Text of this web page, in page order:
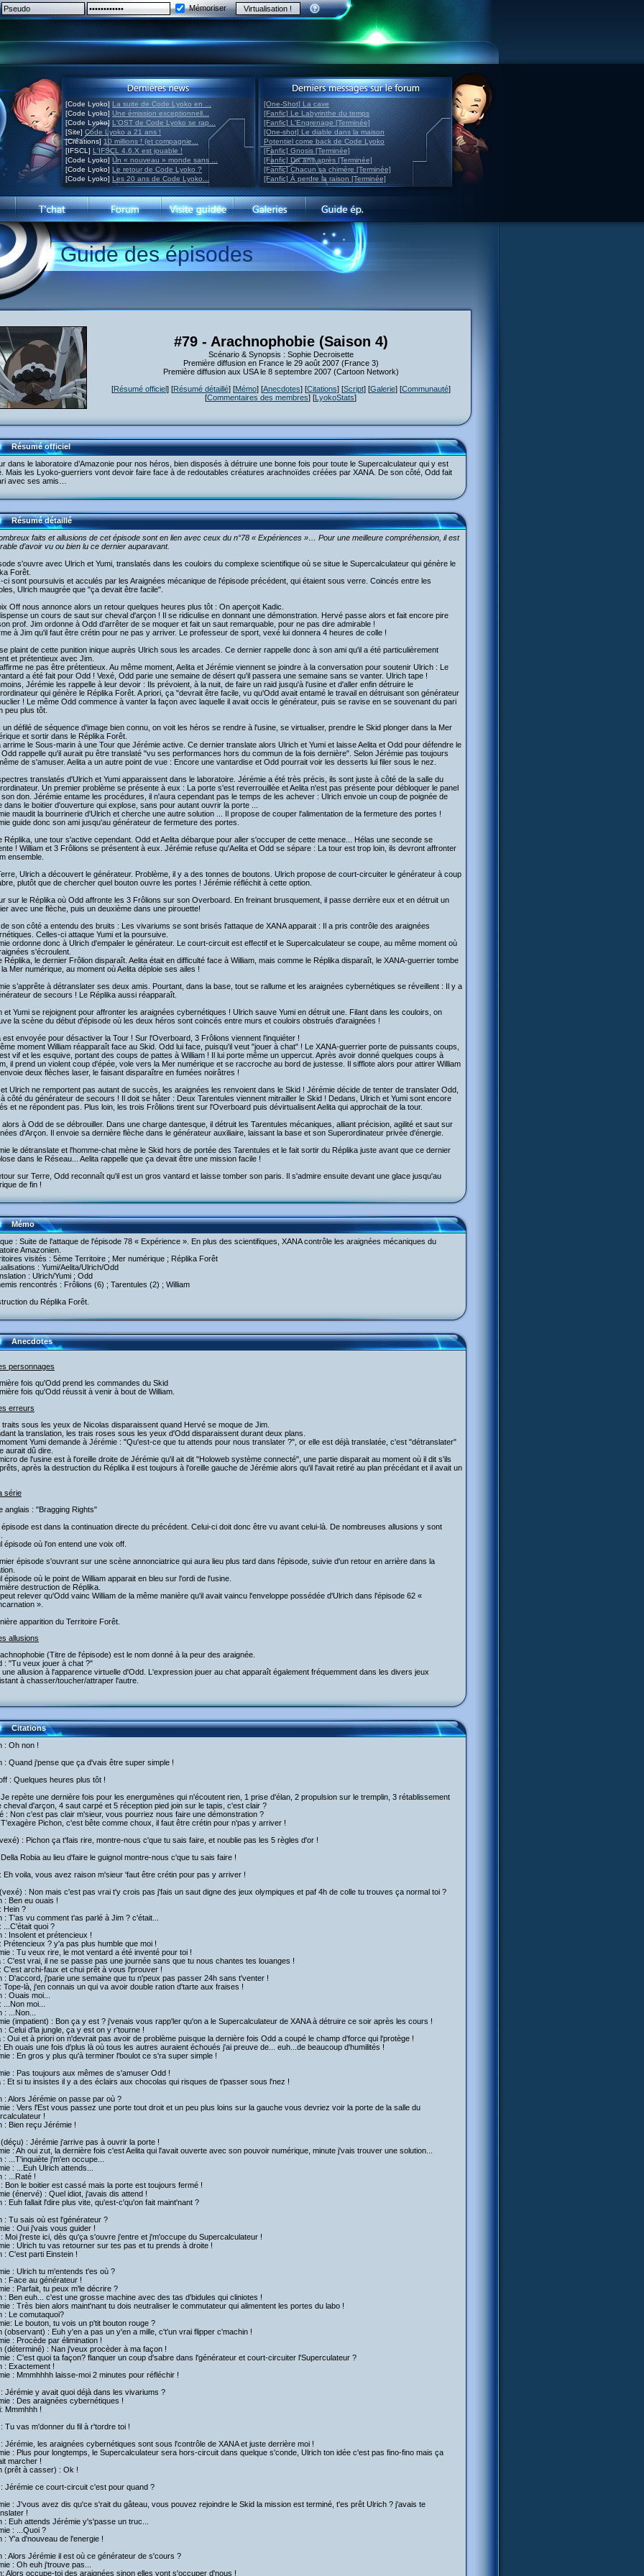
Mémoriser
[Code Lyoko] La suite de Code Lyoko en ...
[Code Lyoko] Une émission exceptionnell...
[Code Lyoko] L'OST de Code Lyoko se rap...
[Site] Code Lyoko a 21 ans !
[Créations] 10 millions ! (et compagnie...
[IFSCL] L'IFSCL 4.6.X est jouable !
[Code Lyoko] Un « nouveau » monde sans ...
[Code Lyoko] Le retour de Code Lyoko ?
[Code Lyoko] Les 20 ans de Code Lyoko...
[One-Shot] La cave
[Fanfic] Le Labyrinthe du temps
[Fanfic] L'Engrenage [Terminée]
[One-shot] Le diable dans la maison
Potentiel come back de Code Lyoko
[Fanfic] Gnosis [Terminée]
[Fanfic] Dix ans après [Terminée]
[Fanfic] Chacun sa chimère [Terminée]
[Fanfic] À perdre la raison [Terminée]
Guide des épisodes
#79 - Arachnophobie (Saison 4)
Scénario & Synopsis : Sophie Decroisette
Première diffusion en France le 29 août 2007 (France 3)
Première diffusion aux USA le 8 septembre 2007 (Cartoon Network)
[Résumé officiel] [Résumé détaillé] [Mémo] [Anecdotes] [Citations] [Script] [Galerie] [Communauté]
[Commentaires des membres] [LyokoStats]
Résumé officiel
dans le laboratoire d’Amazonie pour nos héros, bien disposés à détruire une bonne fois pour toute le Supercalculateur qui y est
Mais les Lyoko-guerriers vont devoir faire face à de redoutables créatures arachnoïdes créées par XANA. De son côté, Odd fait
avec ses amis…
Résumé détaillé
faits et allusions de cet épisode sont en lien avec ceux du n°78 « Expériences »… Pour une meilleure compréhension, il est
d’avoir vu ou bien lu ce dernier auparavant.
s'ouvre avec Ulrich et Yumi, translatés dans les couloirs du complexe scientifique où se situe le Supercalculateur qui génère le
Forêt.
ci sont poursuivis et acculés par les Araignées mécanique de l'épisode précédent, qui étaient sous verre. Coincés entre les
Ulrich maugrée que "ça devait être facile".
Off nous annonce alors un retour quelques heures plus tôt : On aperçoit Kadic.
un cours de saut sur cheval d'arçon ! Il se ridiculise en donnant une démonstration. Hervé passe alors et fait encore pire
prof. Jim ordonne à Odd d'arrêter de se moquer et fait un saut remarquable, pour ne pas dire admirable !
à Jim qu'il faut être crétin pour ne pas y arriver. Le professeur de sport, vexé lui donnera 4 heures de colle !
plaint de cette punition inique auprès Ulrich sous les arcades. Ce dernier rappelle donc à son ami qu'il a été particulièrement
et prétentieux avec Jim.
ne pas être prétentieux. Au même moment, Aelita et Jérémie viennent se joindre à la conversation pour soutenir Ulrich : Le
a été fait pour Odd ! Vexé, Odd parie une semaine de désert qu'il passera une semaine sans se vanter. Ulrich tape !
Jérémie les rappelle à leur devoir : Ils prévoient, à la nuit, de faire un raid jusqu'à l'usine et d'aller enfin détruire le
qui génère le Réplika Forêt. A priori, ça "devrait être facile, vu qu'Odd avait entamé le travail en détruisant son générateur
! Le même Odd commence à vanter la façon avec laquelle il avait occis le générateur, puis se ravise en se souvenant du pari
peu plus tôt.
un défilé de séquence d'image bien connu, on voit les héros se rendre à l'usine, se virtualiser, prendre le Skid plonger dans la Mer
et sortir dans le Réplika Forêt.
arrime le Sous-marin à une Tour que Jérémie active. Ce dernier translate alors Ulrich et Yumi et laisse Aelita et Odd pour défendre le
Odd rappelle qu'il aurait pu être translaté "vu ses performances hors du commun de la fois dernière". Selon Jérémie pas toujours
de s'amuser. Aelita a un autre point de vue : Encore une vantardise et Odd pourrait voir les desserts lui filer sous le nez.
translatés d'Ulrich et Yumi apparaissent dans le laboratoire. Jérémie a été très précis, ils sont juste à côté de la salle du
Un premier problème se présente à eux : La porte s'est reverrouillée et Aelita n'est pas présente pour débloquer le panel
don. Jérémie entame les procédures, il n'aura cependant pas le temps de les achever : Ulrich envoie un coup de poignée de
dans le boitier d'ouverture qui explose, sans pour autant ouvrir la porte ...
maudit la bourrinerie d'Ulrich et cherche une autre solution ... Il propose de couper l'alimentation de la fermeture des portes !
guide donc son ami jusqu'au générateur de fermeture des portes.
Réplika, une tour s'active cependant. Odd et Aelita débarque pour aller s'occuper de cette menace... Hélas une seconde se
! William et 3 Frôlions se présentent à eux. Jérémie refuse qu'Aelita et Odd se sépare : La tour est trop loin, ils devront affronter
ensemble.
Ulrich a découvert le générateur. Problème, il y a des tonnes de boutons. Ulrich propose de court-circuiter le générateur à coup
plutôt que de chercher quel bouton ouvre les portes ! Jérémie réfléchit à cette option.
sur le Réplika où Odd affronte les 3 Frôlions sur son Overboard. En freinant brusquement, il passe derrière eux et en détruit un
avec une flèche, puis un deuxième dans une pirouette!
de son côté a entendu des bruits : Les vivariums se sont brisés l'attaque de XANA apparait : Il a pris contrôle des araignées
Celles-ci attaque Yumi et la poursuive.
ordonne donc à Ulrich d'empaler le générateur. Le court-circuit est effectif et le Supercalculateur se coupe, au même moment où
s'écroulent.
Réplika, le dernier Frôlion disparaît. Aelita était en difficulté face à William, mais comme le Réplika disparaît, le XANA-guerrier tombe
Mer numérique, au moment où Aelita déploie ses ailes !
s’apprête à détranslater ses deux amis. Pourtant, dans la base, tout se rallume et les araignées cybernétiques se réveillent : Il y a
de secours ! Le Réplika aussi réapparaît.
et Yumi se rejoignent pour affronter les araignées cybernétiques ! Ulrich sauve Yumi en détruit une. Filant dans les couloirs, on
la scène du début d'épisode où les deux héros sont coincés entre murs et couloirs obstrués d'araignées !
est envoyée pour désactiver la Tour ! Sur l'Overboard, 3 Frôlions viennent l'inquiéter !
moment William réapparaît face au Skid. Odd lui face, puisqu'il veut "jouer à chat" ! Le XANA-guerrier porte de puissants coups,
vif et les esquive, portant des coups de pattes à William ! Il lui porte même un uppercut. Après avoir donné quelques coups à
il prend un violent coup d'épée, vole vers la Mer numérique et se raccroche au bord de justesse. Il sifflote alors pour attirer William
deux flèches laser, le faisant disparaître en fumées noirâtres !
et Ulrich ne remportent pas autant de succès, les araignées les renvoient dans le Skid ! Jérémie décide de tenter de translater Odd,
côté du générateur de secours ! Il doit se hâter : Deux Tarentules viennent mitrailler le Skid ! Dedans, Ulrich et Yumi sont encore
et ne répondent pas. Plus loin, les trois Frôlions tirent sur l'Overboard puis dévirtualisent Aelita qui approchait de la tour.
alors à Odd de se débrouiller. Dans une charge dantesque, il détruit les Tarentules mécaniques, alliant précision, agilité et saut sur
d'Arçon. Il envoie sa dernière flèche dans le générateur auxiliaire, laissant la base et son Superordinateur privée d'énergie.
le détranslate et l'homme-chat mène le Skid hors de portée des Tarentules et le fait sortir du Réplika juste avant que ce dernier
dans le Réseau... Aelita rappelle que ça devait être une mission facile !
sur Terre, Odd reconnaît qu'il est un gros vantard et laisse tomber son paris. Il s'admire ensuite devant une glace jusqu'au
de fin !
Mémo
: Suite de l'attaque de l'épisode 78 « Expérience ». En plus des scientifiques, XANA contrôle les araignées mécaniques du
Amazonien.
visités : 5ème Territoire ; Mer numérique ; Réplika Forêt
: Yumi/Aelita/Ulrich/Odd
: Ulrich/Yumi ; Odd
rencontrés : Frôlions (6) ; Tarentules (2) ; William
du Réplika Forêt.
Anecdotes
personnages
fois qu'Odd prend les commandes du Skid
fois qu'Odd réussit à venir à bout de William.
erreurs
traits sous les yeux de Nicolas disparaissent quand Hervé se moque de Jim.
la translation, les trais roses sous les yeux d'Odd disparaissent durant deux plans.
Yumi demande à Jérémie : "Qu'est-ce que tu attends pour nous translater ?", or elle est déjà translatée, c'est "détranslater"
aurait dû dire.
de l'usine est à l'oreille droite de Jérémie qu'il ait dit "Holoweb système connecté", une partie disparait au moment où il dit s'ils
après la destruction du Réplika il est toujours à l'oreille gauche de Jérémie alors qu'il l'avait retiré au plan précédant et il avait un
série
anglais : "Bragging Rights"
est dans la continuation directe du précédent. Celui-ci doit donc être vu avant celui-là. De nombreuses allusions y sont
épisode où l'on entend une voix off.
épisode s'ouvrant sur une scène annonciatrice qui aura lieu plus tard dans l'épisode, suivie d'un retour en arrière dans la
épisode où le point de William apparait en bleu sur l'ordi de l'usine.
destruction de Réplika.
relever qu'Odd vainc William de la même manière qu'il avait vaincu l'enveloppe possédée d'Ulrich dans l'épisode 62 «
».
apparition du Territoire Forêt.
allusions
(Titre de l'épisode) est le nom donné à la peur des araignée.
: "Tu veux jouer à chat ?"
une allusion à l'apparence virtuelle d'Odd. L'expression jouer au chat apparaît également fréquemment dans les divers jeux
à chasser/toucher/attraper l'autre.
Citations
: Oh non !
: Quand j'pense que ça d'vais être super simple !
: Quelques heures plus tôt !
repète une dernière fois pour les energumènes qui n'écoutent rien, 1 prise d'élan, 2 propulsion sur le tremplin, 3 rétablissement
cheval d'arçon, 4 saut carpé et 5 réception pied join sur le tapis, c'est clair ?
: Non c'est pas clair m'sieur, vous pourriez nous faire une démonstration ?
Pichon, c'est bête comme choux, il faut être crétin pour n'pas y arriver !
: Pichon ça t'fais rire, montre-nous c'que tu sais faire, et noublie pas les 5 règles d'or !
Robia au lieu d'faire le guignol montre-nous c'que tu sais faire !
Eh voila, vous avez raison m'sieur 'faut être crétin pour pas y arriver !
: Non mais c'est pas vrai t'y crois pas j'fais un saut digne des jeux olympiques et paf 4h de colle tu trouves ça normal toi ?
: Ben eu ouais !
Hein ?
: T'as vu comment t'as parlé à Jim ? c'était...
...C'était quoi ?
: Insolent et prétencieux !
Prétencieux ? y'a pas plus humble que moi !
: Tu veux rire, le mot ventard a été inventé pour toi !
: C'est vrai, il ne se passe pas une journée sans que tu nous chantes tes louanges !
C'est archi-faux et chui prêt à vous l'prouver !
: D'accord, j'parie une semaine que tu n'peux pas passer 24h sans t'venter !
Tope-là, j'en connais un qui va avoir double ration d'tarte aux fraises !
: Ouais moi...
...Non moi...
: ...Non...
(impatient) : Bon ça y est ? j'venais vous rapp'ler qu'on a le Supercalculateur de XANA à détruire ce soir après les cours !
: Celui d'la jungle, ça y est on y r'tourne !
: Oui et à priori on n'devrait pas avoir de problème puisque la dernière fois Odd a coupé le champ d'force qui l'protège !
Eh ouais une fois d'plus là où tous les autres auraient échoués j'ai preuve de... euh...de beaucoup d'humilités !
: En gros y plus qu'à terminer l'boulot ce s'ra super simple !
: Pas toujours aux mêmes de s'amuser Odd !
: Et si tu insistes il y a des éclairs aux chocolas qui risques de t'passer sous l'nez !
: Alors Jérémie on passe par où ?
: Vers l'Est vous passez une porte tout droit et un peu plus loins sur la gauche vous devriez voir la porte de la salle du
!
: Bien reçu Jérémie !
(déçu) : Jérémie j'arrive pas à ouvrir la porte !
: Ah oui zut, la dernière fois c'est Aelita qui l'avait ouverte avec son pouvoir numérique, minute j'vais trouver une solution...
: ...T'inquiète j'm'en occupe...
: ...Euh Ulrich attends...
: ...Raté !
: Bon le boitier est cassé mais la porte est toujours fermé !
(énervé) : Quel idiot, j'avais dis attend !
: Euh fallait l'dire plus vite, qu'est-c'qu'on fait maint'nant ?
: Tu sais où est l'générateur ?
: Oui j'vais vous guider !
: Moi j'reste ici, dès qu'ça s'ouvre j'entre et j'm'occupe du Supercalculateur !
: Ulrich tu vas retourner sur tes pas et tu prends à droite !
: C'est parti Einstein !
: Ulrich tu m'entends t'es où ?
: Face au générateur !
: Parfait, tu peux m'le décrire ?
: Ben euh... c'est une grosse machine avec des tas d'bidules qui cliniotes !
: Très bien alors maint'nant tu dois neutraliser le commutateur qui alimentent les portes du labo !
: Le comutaquoi?
Le bouton, tu vois un p'tit bouton rouge ?
(observant) : Euh y'en a pas un y'en a mille, c't'un vrai flipper c'machin !
: Procède par élimination !
(déterminé) : Nan j'veux procèder à ma façon !
: C'est quoi ta façon? flanquer un coup d'sabre dans l'générateur et court-circuiter l'Superculateur ?
: Exactement !
: Mmmhhhh laisse-moi 2 minutes pour réfléchir !
: Jérémie y avait quoi déjà dans les vivariums ?
: Des araignées cybernétiques !
Mmmhhh !
: Tu vas m'donner du fil à r'tordre toi !
: Jérémie, les araignées cybernétiques sont sous l'contrôle de XANA et juste derrière moi !
: Plus pour longtemps, le Supercalculateur sera hors-circuit dans quelque s'conde, Ulrich ton idée c'est pas fino-fino mais ça
marcher !
(prêt à casser) : Ok !
: Jérémie ce court-circuit c'est pour quand ?
: J'vous avez dis qu'ce s'rait du gâteau, vous pouvez rejoindre le Skid la mission est terminé, t'es prêt Ulrich ? j'avais te
!
: Euh attends Jérémie y's'passe un truc...
: ...Quoi ?
: Y'a d'nouveau de l'energie !
: Alors Jérémie il est où ce générateur de s'cours ?
: Oh euh j'trouve pas...
Alors occupe-toi des araignées sinon elles vont s'occuper d'nous !